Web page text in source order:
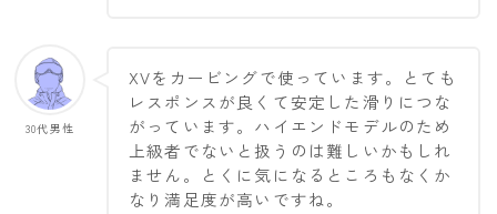
30代男性
XVをカービングで使っています。とても
レスポンスが良くて安定した滑りにつな
がっています。ハイエンドモデルのため
上級者でないと扱うのは難しいかもしれ
ません。とくに気になるところもなくか
なり満足度が高いですね。